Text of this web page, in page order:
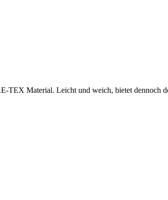
TEX Material. Leicht und weich, bietet dennoch